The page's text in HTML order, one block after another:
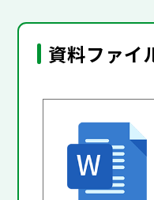
資料ファイ